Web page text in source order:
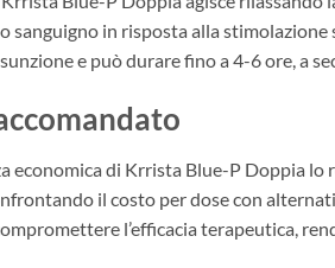
sanguigno in risposta alla stimolazione
e può durare fino a 4-6 ore, a
economica di Krrista Blue-P Doppia
il costo per dose con
l’efficacia terapeutica,